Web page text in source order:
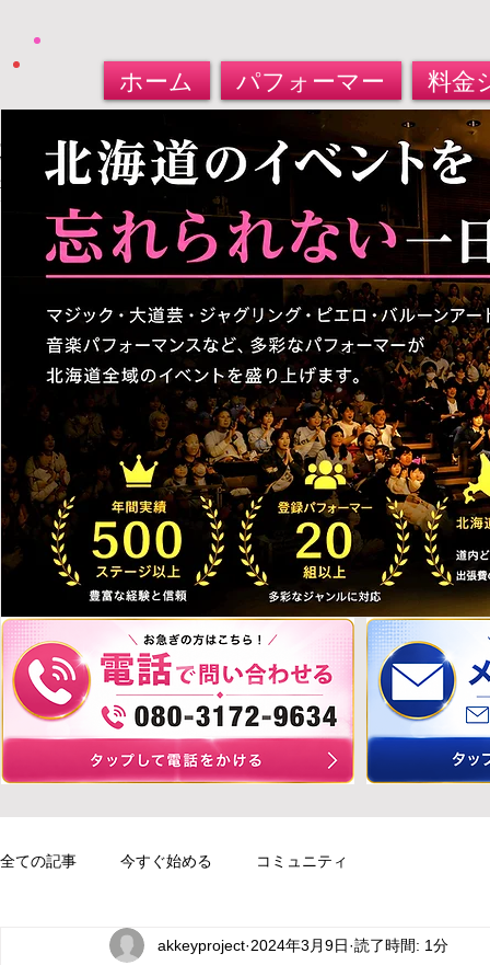
ホーム パフォーマー 料金
北海道パフォーマー​派遣サービス
大道芸人・マジシャン・バルーンアート
全ての記事 今すぐ始める コミュニティ
akkeyproject 2024年3月9日 読了時間: 1分